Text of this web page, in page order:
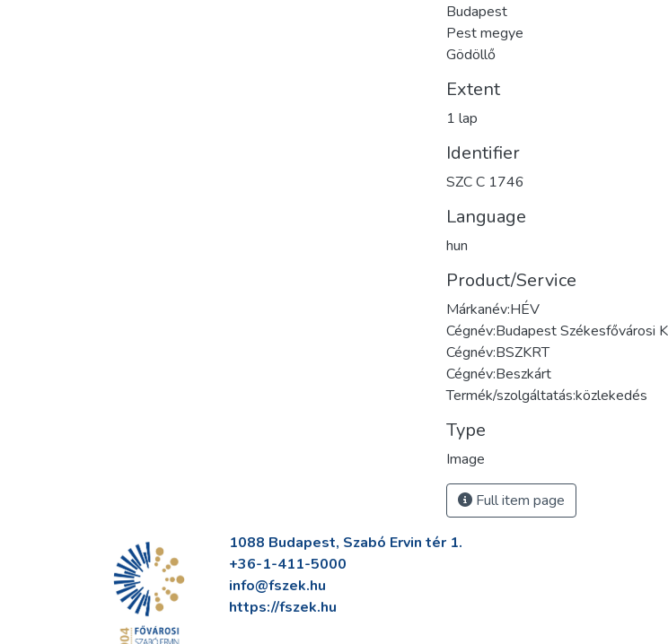
Budapest
Pest megye
Gödöllő
Extent
1 lap
Identifier
SZC C 1746
Language
hun
Product/Service
Márkanév:HÉV
Cégnév:Budapest Székesfővárosi
Cégnév:BSZKRT
Cégnév:Beszkárt
Termék/szolgáltatás:közlekedés
Type
Image
Full item page
1088 Budapest, Szabó Ervin tér 1.
+36-1-411-5000
info@fszek.hu
https://fszek.hu